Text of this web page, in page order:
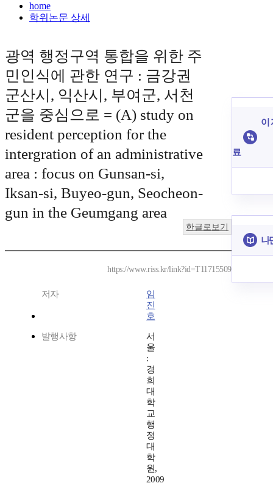
home
학위논문 상세
광역 행정구역 통합을 위한 주
민인식에 관한 연구 : 금강권
군산시, 익산시, 부여군, 서천
군을 중심으로 = (A) study on
resident perception for the
intergration of an administrative
area : focus on Gunsan-si,
Iksan-si, Buyeo-gun, Seocheon-
gun in the Geumgang area
한글로보기
https://www.riss.kr/link?id=T11715509
저자
임
진
호
발행사항
서
울
:
경
희
대
학
교
행
정
대
학
원,
2009
이
료
나